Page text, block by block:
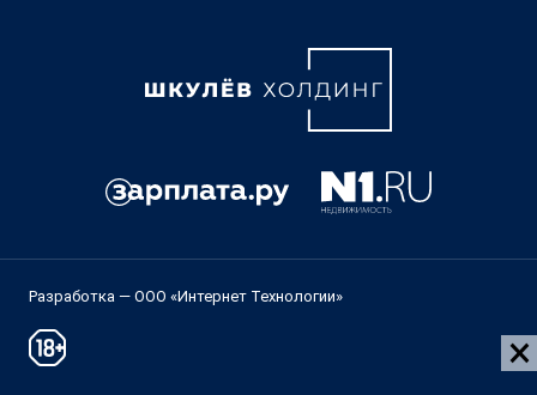
Разработка — ООО «Интернет Технологии»